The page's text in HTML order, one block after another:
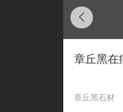
章丘黑在
章丘黑石材